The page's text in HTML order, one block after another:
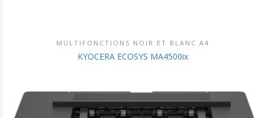
DÉCOUVRIR CE PRODUIT
MULTIFONCTIONS NOIR ET BLANC A4
KYOCERA ECOSYS MA4500ix